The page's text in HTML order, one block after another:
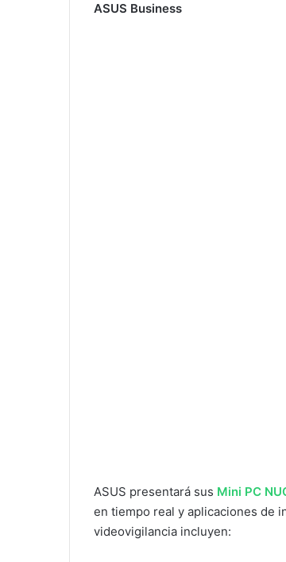
ASUS Business
ASUS presentará sus Mini PC
en tiempo real y aplicaciones de
videovigilancia incluyen: